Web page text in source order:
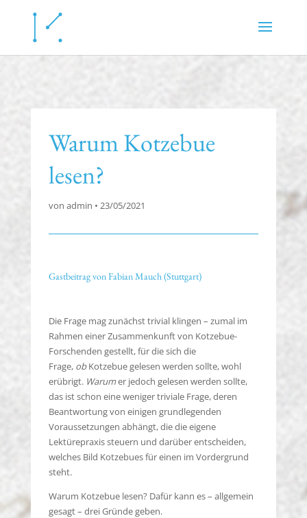
Warum Kotzebue
lesen?
von admin • 23/05/2021
Gastbeitrag vonFabian Mauch(Stuttgart)
Die Frage mag zunächst trivial klingen – zumal im
Rahmen einer Zusammenkunft von Kotzebue-
Forschenden gestellt, für die sich die
Frage, obKotzebue gelesen werden sollte, wohl
erübrigt. Warumer jedoch gelesen werden sollte,
das ist schon eine weniger triviale Frage, deren
Beantwortung von einigen grundlegenden
Voraussetzungen abhängt, die die eigene
Lektürepraxis steuern und darüber entscheiden,
welches Bild Kotzebues für einen im Vordergrund
steht.
Warum Kotzebue lesen? Dafür kann es – allgemein
gesagt – drei Gründe geben.